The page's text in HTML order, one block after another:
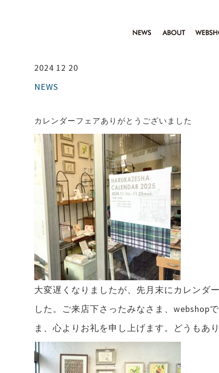
2024 12 20
NEWS
カレンダーフェアありがとうございました
大変遅くなりましたが、先月末にカレンダ
した。ご来店下さったみなさま、webshop
ま、心よりお礼を申し上げます。どうもあ